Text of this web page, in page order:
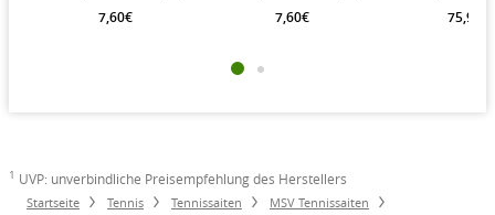
7,60€ 7,60€ 75,90€
1 UVP: unverbindliche Preisempfehlung des Herstellers
Startseite Tennis Tennissaiten
MSV Tennissaiten